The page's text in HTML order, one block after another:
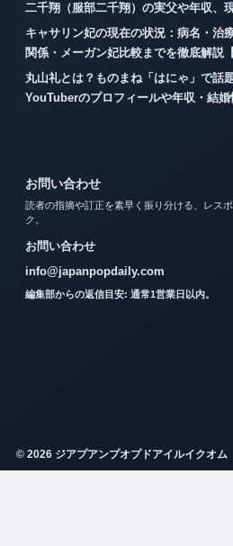
二千翔（服部二千翔）の実父や年収、
キャサリン妃の現在の状況：病名・治
関係・メーガン妃比較までを徹底解説
丸山礼とは？ものまね「はにゃ」で話
YouTuberのプロフィールや年収・結
お問い合わせ
読者の指摘や訂正を素早く振り分ける、レス
ク。
お問い合わせ
info@japanpopdaily.com
編集部からの返信目安: 通常1営業日以内。
© 2026 ジアプアンプオプドアイルイクオム